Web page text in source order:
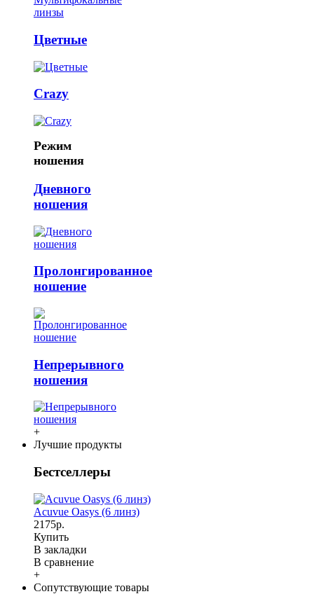
Цветные
Crazy
Режим
ношения
Дневного
ношения
Пролонгированное
ношение
Непрерывного
ношения
+
Лучшие продукты
Бестселлеры
Acuvue Oasys (6 линз)
2175р.
Купить
В закладки
В сравнение
+
Сопутствующие товары